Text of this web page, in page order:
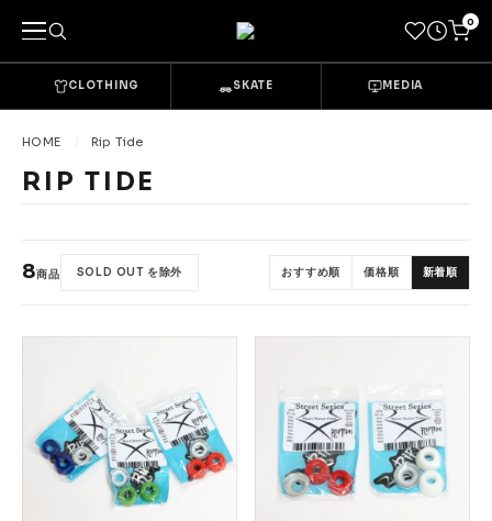
0
CLOTHING & GOODS →
Headwear
Gloves Shoes
Accessories &
CLOTHING SKATE MEDIA
HOME Rip Tide
RIP TIDE
8商品 SOLD OUT を除外 おすすめ順 価格順 新着順